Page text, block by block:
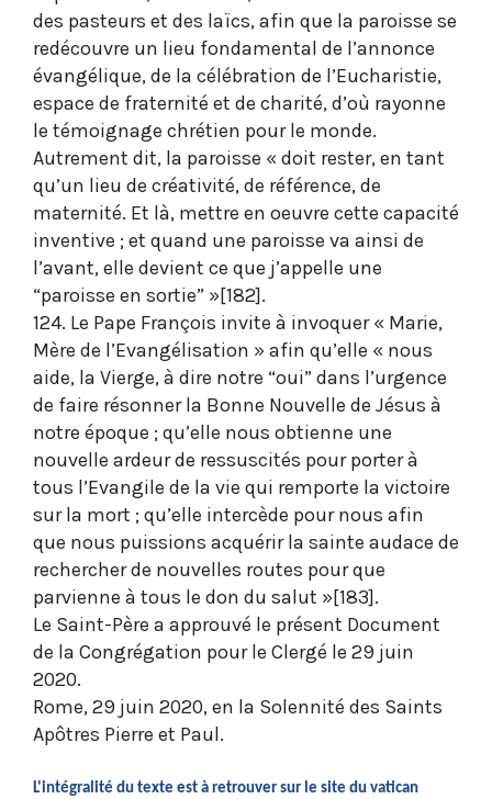
des pasteurs et des laïcs, afin que la paroisse se
redécouvre un lieu fondamental de l’annonce
évangélique, de la célébration de l’Eucharistie,
espace de fraternité et de charité, d’où rayonne
le témoignage chrétien pour le monde.
Autrement dit, la paroisse « doit rester, en tant
qu’un lieu de créativité, de référence, de
maternité. Et là, mettre en oeuvre cette capacité
inventive ; et quand une paroisse va ainsi de
l’avant, elle devient ce que j’appelle une
“paroisse en sortie” »[182].
124. Le Pape François invite à invoquer « Marie,
Mère de l’Evangélisation » afin qu’elle « nous
aide, la Vierge, à dire notre “oui” dans l’urgence
de faire résonner la Bonne Nouvelle de Jésus à
notre époque ; qu’elle nous obtienne une
nouvelle ardeur de ressuscités pour porter à
tous l’Evangile de la vie qui remporte la victoire
sur la mort ; qu’elle intercède pour nous afin
que nous puissions acquérir la sainte audace de
rechercher de nouvelles routes pour que
parvienne à tous le don du salut »[183].
Le Saint-Père a approuvé le présent Document
de la Congrégation pour le Clergé le 29 juin
2020.
Rome, 29 juin 2020, en la Solennité des Saints
Apôtres Pierre et Paul.
L'intégralité du texte est à retrouver sur le site du vatican